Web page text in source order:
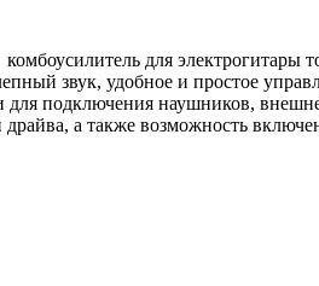
для электрогитары
звук, удобное и простое
для подключения наушников,
а также возможность